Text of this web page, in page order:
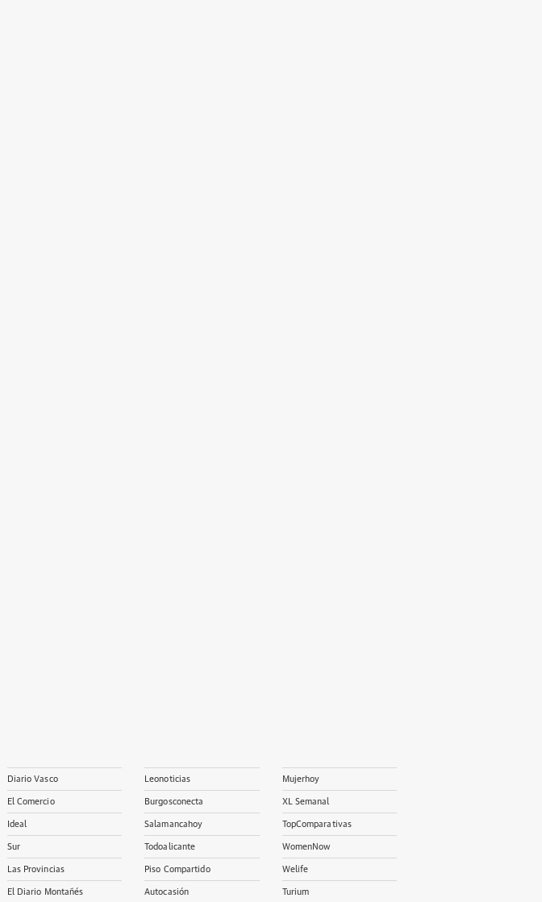
Diario Vasco
El Comercio
Ideal
Sur
Las Provincias
El Diario Montañés
Leonoticias
Burgosconecta
Salamancahoy
Todoalicante
Piso Compartido
Autocasión
Mujerhoy
XL Semanal
TopComparativas
WomenNow
Welife
Turium